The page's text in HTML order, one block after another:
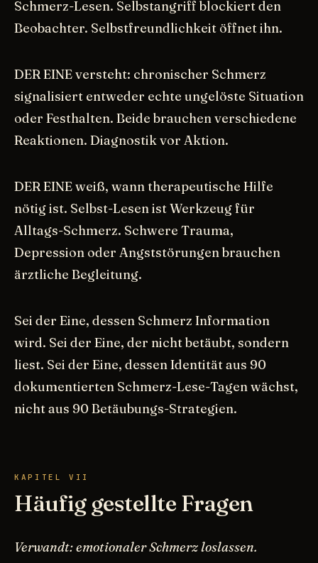
Schmerz-Lesen. Selbstangriff blockiert den
Beobachter. Selbstfreundlichkeit öffnet ihn.
DER EINE versteht: chronischer Schmerz
signalisiert entweder echte ungelöste Situation
oder Festhalten. Beide brauchen verschiedene
Reaktionen. Diagnostik vor Aktion.
DER EINE weiß, wann therapeutische Hilfe
nötig ist. Selbst-Lesen ist Werkzeug für
Alltags-Schmerz. Schwere Trauma,
Depression oder Angststörungen brauchen
ärztliche Begleitung.
Sei der Eine, dessen Schmerz Information
wird. Sei der Eine, der nicht betäubt, sondern
liest. Sei der Eine, dessen Identität aus 90
dokumentierten Schmerz-Lese-Tagen wächst,
nicht aus 90 Betäubungs-Strategien.
KAPITEL VII
Häufig gestellte Fragen
Verwandt: emotionaler Schmerz loslassen.